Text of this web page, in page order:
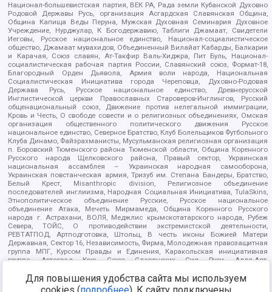
Национал-большевистская партия, ВЕК РА, Рада земли Кубанской Духовно
Родовой Державы Русь, организация Асгардская Славянская Община,
Община Капища Веды Перуна, Мужская Духовная Семинария Духовное
Учреждение, Нурджулар, К Богодержавию, Таблиги Джамаат, Свидетели
Иеговы, Русское национальное единство, Национал-социалистическое
общество, Джамаат мувахидов, Объединенный Вилайат Кабарды, Балкарии
и Карачая, Союз славян, Ат-Такфир Валь-Хиджра, Пит Буль, Национал-
социалистическая рабочая партия России, Славянский союз, Формат-18,
Благородный Орден Дьявола, Армия воли народа, Национальная
Социалистическая Инициатива города Череповца, Духовно-Родовая
Держава Русь, Русское национальное единство, Древнерусской
Инглистической церкви Православных Староверов-Инглингов, Русский
общенациональный союз, Движение против нелегальной иммиграции,
Кровь и Честь, О свободе совести и о религиозных объединениях, Омская
организация общественного политического движения Русское
национальное единство, Северное Братство, Клуб Болельщиков Футбольного
Клуба Динамо, Файзрахманисты, Мусульманская религиозная организация
п. Боровский Тюменского района Тюменской области, Община Коренного
Русского народа Щелковского района, Правый сектор, Украинская
национальная ассамблея – Украинская народная самооборона,
Украинская повстанческая армия, Тризуб им. Степана Бандеры, Братство,
Белый Крест, Misanthropic division, Религиозное объединение
последователей инглиизма, Народная Социальная Инициатива, TulaSkins,
Этнополитическое объединение Русские, Русское национальное
объединение Атака, Мечеть Мирмамеда, Община Коренного Русского
народа г. Астрахани, ВОЛЯ, Меджлис крымскотатарского народа, Рубеж
Севера, ТОЙС, О противодействии экстремистской деятельности,
РЕВТАТПОД, Артподготовка, Штольц, В честь иконы Божией Матери
Державная, Сектор 16, Независимость, Фирма, Молодежная правозащитная
группа МПГ, Курсом Правды и Единения, Каракольская инициативная
группа, Автоград Крю, Союз Славянских Сил Руси, Алля-Аят,
Арестантское уголовное единство, Башкорт, Нация и свобода, W.H.С., Фалунь
Дафа, Иртыш Ultras, Русский Патриотический клуб-Новокузнецк/РПК,
Для повышения удобства сайта мы используем